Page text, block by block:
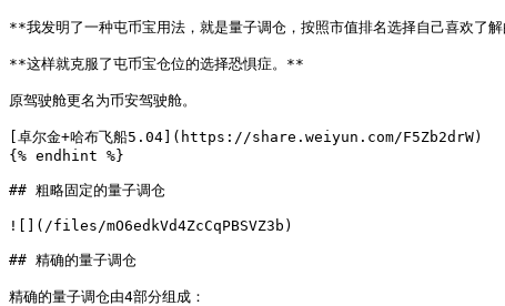
**我发明了一种屯币宝用法，就是量子调仓，按照市值排名选择自己喜欢了
**这样就克服了屯币宝仓位的选择恐惧症。**
原驾驶舱更名为币安驾驶舱。
[卓尔金+哈布飞船5.04](https://share.weiyun.com/F5Zb2drW)
{% endhint %}
## 粗略固定的量子调仓
![](/files/mO6edkVd4ZcCqPBSVZ3b)
## 精确的量子调仓
精确的量子调仓由4部分组成：